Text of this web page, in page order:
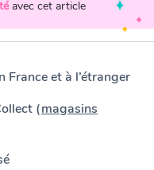
avec cet article
France et à l’étranger
(magasins